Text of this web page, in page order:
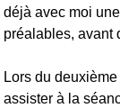
déjà avec moi
préalables, avant
Lors du
assister à la